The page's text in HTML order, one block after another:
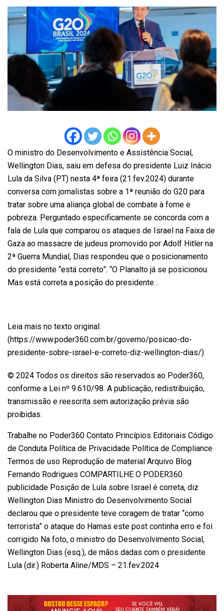
O ministro do Desenvolvimento e Assistência Social,
Wellington Dias, saiu em defesa do presidente Luiz Inácio
Lula da Silva (PT) nesta 4ª feira (21.fev.2024) durante
conversa com jornalistas sobre a 1ª reunião do G20 para
tratar sobre uma aliança global de combate à fome e
pobreza. Perguntado especificamente se concorda com a
fala de Lula que comparou os ataques de Israel na Faixa de
Gaza ao massacre de judeus promovido por Adolf Hitler na
2ª Guerra Mundial, Dias respondeu que o posicionamento
do presidente “está correto”. “O Planalto já se posicionou.
Mas está correta a posição do presidente…
Leia mais no texto original:
(https://www.poder360.com.br/governo/posicao-do-
presidente-sobre-israel-e-correto-diz-wellington-dias/)
© 2024 Todos os direitos são reservados ao Poder360,
conforme a Lei nº 9.610/98. A publicação, redistribuição,
transmissão e reescrita sem autorização prévia são
proibidas.
Trabalhe no Poder360 Contato Princípios Editoriais Código
de Conduta Política de Privacidade Política de Compliance
Termos de uso Reprodução de material Arquivo Blog
Fernando Rodrigues COMPARTILHE O PODER360
publicidade Posição de Lula sobre Israel é correta, diz
Wellington Dias Ministro do Desenvolvimento Social
declarou que o presidente teve coragem de tratar “como
terrorista” o ataque do Hamas este post continha erro e foi
corrigido Na foto, o ministro do Desenvolvimento Social,
Wellington Dias (esq.), de mãos dadas com o presidente
Lula (dir.) Roberta Aline/MDS – 21.fev.2024